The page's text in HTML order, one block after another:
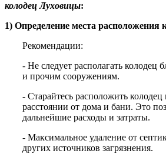
колодец Луховицы:
1) Определение места расположения
Рекомендации:
- Не следует располагать колодец
и прочим сооружениям.
- Старайтесь расположить
расстоянии от дома и бани. Это
дальнейшие расходы и затраты.
- Максимальное удаление от
других источников загрязнения.